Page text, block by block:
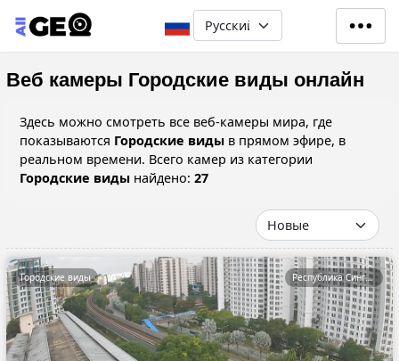
Перейти к основному
Select your language
Веб камеры Городские виды онлайн
Здесь можно смотреть все веб-камеры мира, где
показываются Городские виды в прямом эфире, в
реальном времени. Всего камер из категории
Городские виды найдено: 27
Городские виды Республика Сингапур